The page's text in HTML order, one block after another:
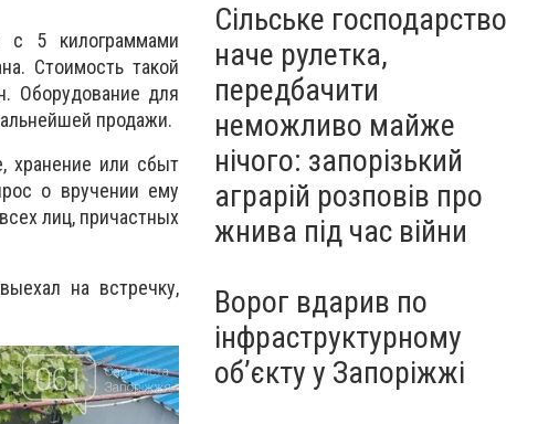
5 килограммами
Стоимость такой
Оборудование для
продажи.
хранение или сбыт
о вручении ему
лиц, причастных
на встречку,
Сільське господарство
наче рулетка,
передбачити
неможливо майже
нічого: запорізький
аграрій розповів про
жнива під час війни
Ворог вдарив по
інфраструктурному
обʼєкту у Запоріжжі